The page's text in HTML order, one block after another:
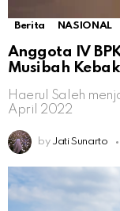
Berita NASIONAL
Anggota IV
Musibah
Haerul Saleh
April 2022
by Jati Sunarto